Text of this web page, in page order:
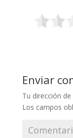
Enviar
Tu dirección
Los campos